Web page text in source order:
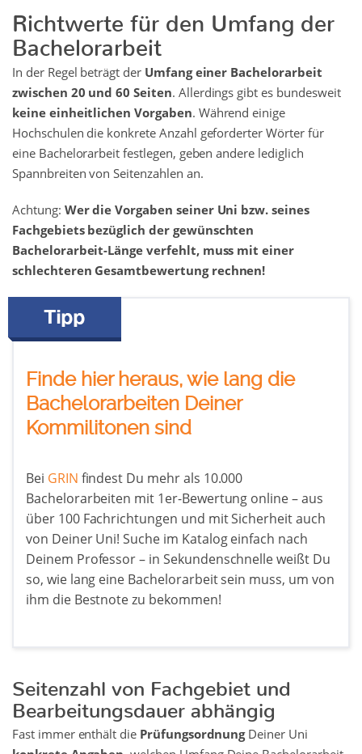
Richtwerte für den Umfang der
Bachelorarbeit
In der Regel beträgt der Umfang einer Bachelorarbeit
zwischen 20 und 60 Seiten. Allerdings gibt es bundesweit
keine einheitlichen Vorgaben. Während einige
Hochschulen die konkrete Anzahl geforderter Wörter für
eine Bachelorarbeit festlegen, geben andere lediglich
Spannbreiten von Seitenzahlen an.
Achtung: Wer die Vorgaben seiner Uni bzw. seines
Fachgebiets bezüglich der gewünschten
Bachelorarbeit-Länge verfehlt, muss mit einer
schlechteren Gesamtbewertung rechnen!
Finde hier heraus, wie lang die
Bachelorarbeiten Deiner
Kommilitonen sind
Bei GRIN findest Du mehr als 10.000
Bachelorarbeiten mit 1er-Bewertung online – aus
über 100 Fachrichtungen und mit Sicherheit auch
von Deiner Uni! Suche im Katalog einfach nach
Deinem Professor – in Sekundenschnelle weißt Du
so, wie lang eine Bachelorarbeit sein muss, um von
ihm die Bestnote zu bekommen!
Seitenzahl von Fachgebiet und
Bearbeitungsdauer abhängig
Fast immer enthält die PrüfungsordnungDeiner Uni